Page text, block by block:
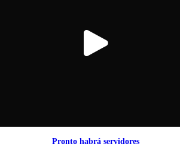
Pronto habrá servidores